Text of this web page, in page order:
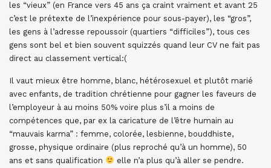
les “vieux” (en France vers 45 ans ça craint vraiment et avant 25
c’est le prétexte de l’inexpérience pour sous-payer), les “gros”,
les gens à l’adresse repoussoir (quartiers “difficiles”), tous ces
gens sont bel et bien souvent squizzés quand leur CV ne fait pas
direct au classement vertical:(
Il vaut mieux être homme, blanc, hétérosexuel et plutôt marié
avec enfants, de tradition chrétienne pour gagner les faveurs de
l’employeur à au moins 50% voire plus s’il a moins de
compétences que, par ex la caricature de l’être humain au
“mauvais karma” : femme, colorée, lesbienne, bouddhiste,
grosse, physique ordinaire (plus reproché qu’à un homme), 50
ans et sans qualification
elle n’a plus qu’à aller se pendre.